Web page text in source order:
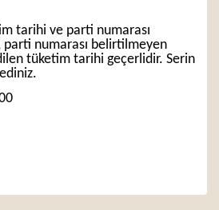
tarihi ve parti numarası
numarası belirtilmeyen
tüketim tarihi geçerlidir. Serin